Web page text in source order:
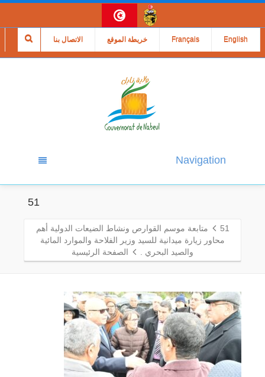
الاتصال بنا خريطة الموقع Français English
Navigation
51
51
متابعة موسم القوارص ونشاط الضيعات الدولية أهم
محاور زيارة ميدانية للسيد وزير الفلاحة والموارد المائية
والصيد البحري .
الصفحة الرئيسية